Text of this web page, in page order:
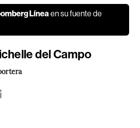
Líneaen su fuente de
del Campo